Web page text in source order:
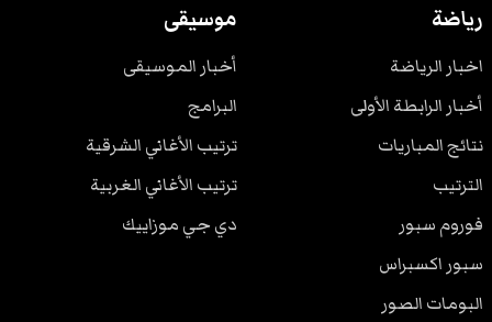
رياضة
اخبار الرياضة
أخبار الرابطة الأولى
نتائج المباريات
الترتيب
فوروم سبور
سبور اكسبراس
البومات الصور
موسيقى
أخبار الموسيقى
البرامج
ترتيب الأغاني الشرقية
ترتيب الأغاني الغربية
دي جي موزاييك